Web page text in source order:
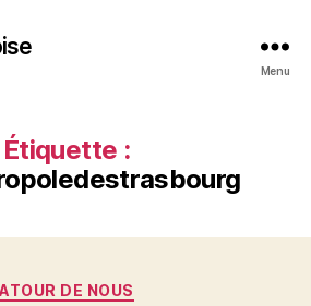
Menu
Étiquette :
Catégories
ATOUR DE NOUS